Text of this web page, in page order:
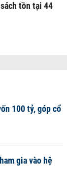
tồn tại 44
100 tỷ, góp cổ
gia vào hệ